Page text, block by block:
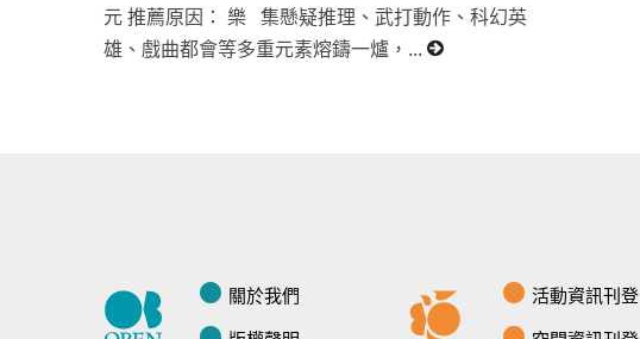
元 推薦原因： 樂 集懸疑推理、武打動作、科幻英
雄、戲曲都會等多重元素熔鑄一爐，...
關於我們
活動資訊刊登